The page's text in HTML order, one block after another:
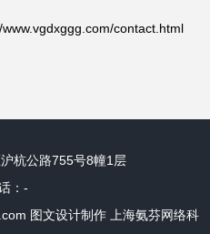
contact.html
杭公路755号8幢1层
：-
图文设计制作
上海氨芬网络科